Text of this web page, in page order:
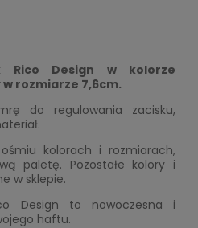
Rico Design w kolorze
w rozmiarze 7,6cm.
do regulowania zacisku,
kolorach i rozmiarach,
paletę. Pozostałe kolory i
w sklepie.
Design to nowoczesna i
haftu.